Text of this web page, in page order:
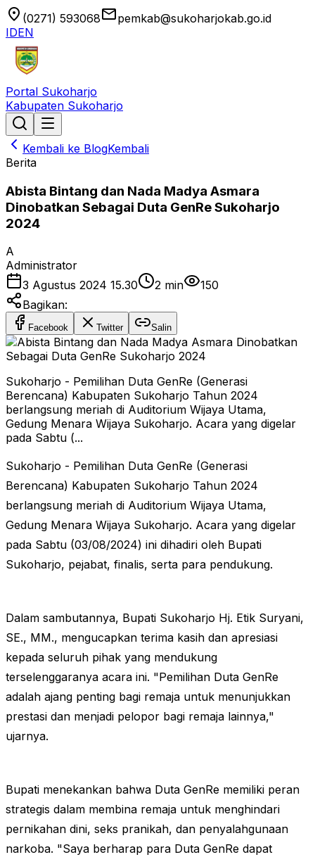
location_on (0271) 593068emailpemkab@sukoharjokab.go.id
IDEN
Portal Sukoharjo
Kabupaten Sukoharjo
Kembali ke BlogKembali
Berita
Abista Bintang dan Nada Madya Asmara
Dinobatkan Sebagai Duta GenRe Sukoharjo
2024
A
Administrator
3 Agustus 2024 15.30
2 min
150
Bagikan:
Facebook Twitter Salin
Sukoharjo - Pemilihan Duta GenRe (Generasi
Berencana) Kabupaten Sukoharjo Tahun 2024
berlangsung meriah di Auditorium Wijaya Utama,
Gedung Menara Wijaya Sukoharjo. Acara yang digelar
pada Sabtu (...
Sukoharjo - Pemilihan Duta GenRe (Generasi
Berencana) Kabupaten Sukoharjo Tahun 2024
berlangsung meriah di Auditorium Wijaya Utama,
Gedung Menara Wijaya Sukoharjo. Acara yang digelar
pada Sabtu (03/08/2024) ini dihadiri oleh Bupati
Sukoharjo, pejabat, finalis, serta para pendukung.
Dalam sambutannya, Bupati Sukoharjo Hj. Etik Suryani,
SE., MM., mengucapkan terima kasih dan apresiasi
kepada seluruh pihak yang mendukung
terselenggaranya acara ini. "Pemilihan Duta GenRe
adalah ajang penting bagi remaja untuk menunjukkan
prestasi dan menjadi pelopor bagi remaja lainnya,"
ujarnya.
Bupati menekankan bahwa Duta GenRe memiliki peran
strategis dalam membina remaja untuk menghindari
pernikahan dini, seks pranikah, dan penyalahgunaan
narkoba. "Saya berharap para Duta GenRe dapat